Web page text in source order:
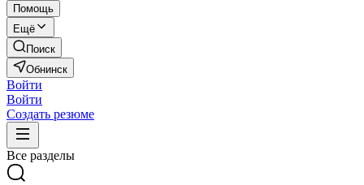
Помощь
Ещё
Поиск
Обнинск
Войти
Войти
Создать резюме
Все разделы